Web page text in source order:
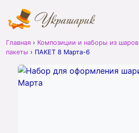
Главная › Композиции и наборы из шаров
пакеты › ПАКЕТ 8 Марта-6